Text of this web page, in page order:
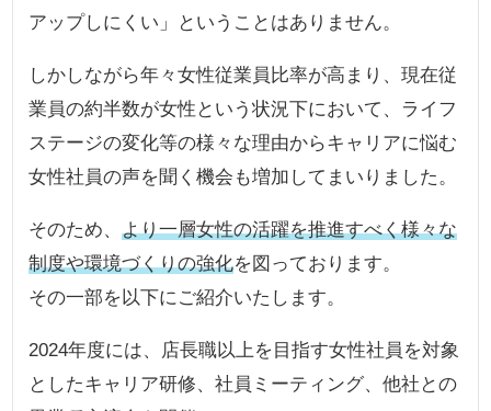
アップしにくい」ということはありません。
しかしながら年々女性従業員比率が高まり、現在従
業員の約半数が女性という状況下において、ライフ
ステージの変化等の様々な理由からキャリアに悩む
女性社員の声を聞く機会も増加してまいりました。
そのため、より一層女性の活躍を推進すべく様々な
制度や環境づくりの強化を図っております。
その一部を以下にご紹介いたします。
2024年度には、店長職以上を目指す女性社員を対象
としたキャリア研修、社員ミーティング、他社との